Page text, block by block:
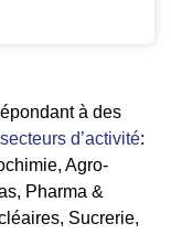
à des
d’activité:
Agro-
Pharma &
Sucrerie,